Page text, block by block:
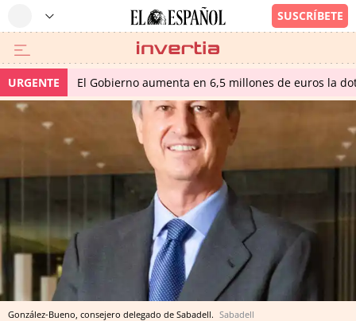
URGENTE El Gobierno aumenta en 6,5 millones de euros la
González-Bueno, consejero delegado de Sabadell. Sabadell